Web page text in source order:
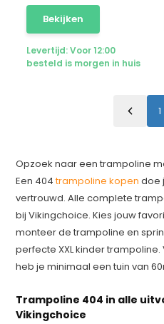
Bekijken
Levertijd: Voor 12:00
besteld is morgen in huis
1
Opzoek naar een trampoline
Een 404trampoline kopen doe
vertrouwd. Alle complete
bij Vikingchoice. Kies jouw
monteer de trampoline en
perfecte XXL kinder
heb je minimaal een tuin van
Trampoline 404 in alle
Vikingchoice